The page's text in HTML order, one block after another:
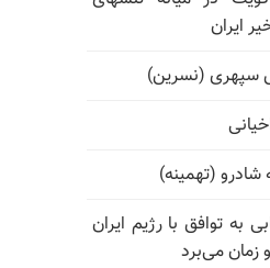
ایران
سپهری (نسرین)
(تهمینه)
توافق با رژیم ایران
زمان می‌برد